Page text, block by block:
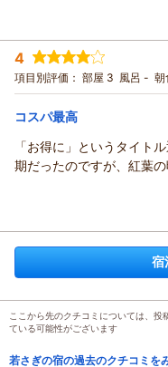
馬場先櫓へ到着、城巡り
もアドバイス。
往復約3時間の城巡りと森
で送っていただきました。
いました。なんと私は手
おかけしました。しかし
今度は孫とSLに乗ってま
バイク乗りは一度はおす
宿泊時期： 2025年10月宿泊 (
投稿者： ともさん(男性/60代)
宿泊プラン： ★じゃらん限定★
朝・夕
宿泊価格帯：
4
項目別評価： 部屋 3 風呂 - 朝
コスパ最高
「お得に」というタイト
期だったのですが、紅葉
投稿者： kurtzweberさん(男
宿泊プラン： 【いわみ★旅】
宿
ここから先のクチコミについては、
ている可能性がございます
若さぎの宿の過去のクチコミを